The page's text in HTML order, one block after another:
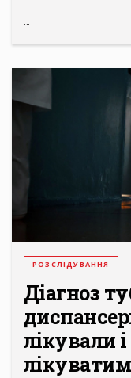
...
РОЗСЛІДУВАННЯ
Діагноз
лікували